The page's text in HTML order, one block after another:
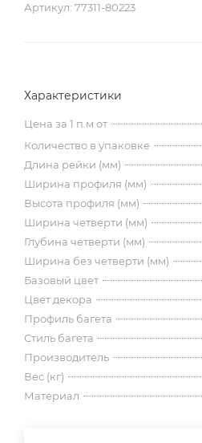
Артикул: 77311-80223
Характеристики
Цена за 1 п.м от
Количество в упаковке
Длина рейки (мм)
Ширина профиля (мм)
Высота профиля (мм)
Ширина четверти (мм)
Глубина четверти (мм)
Ширина без четверти (мм)
Базовый цвет
Цвет декора
Профиль багета
Стиль багета
Производитель
Вес (кг)
Материал